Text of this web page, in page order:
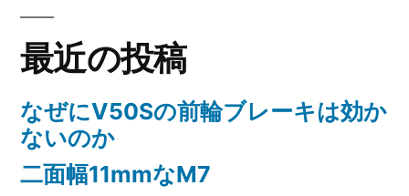
最近の投稿
なぜにV50Sの前輪ブレーキは効か
ないのか
二面幅11mmなM7